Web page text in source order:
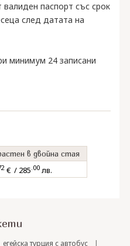
паспорт със срок
след датата на
минимум 24 записани
в двойна стая
€ / 285.00лв.
егейска турция с автобус |